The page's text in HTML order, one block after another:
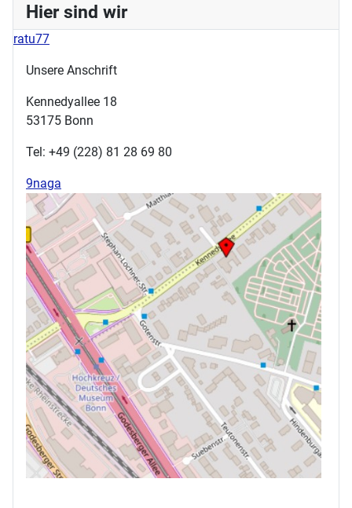
Hier sind wir
ratu77
Unsere Anschrift
Kennedyallee 18
53175 Bonn
Tel: +49 (228) 81 28 69 80
9naga